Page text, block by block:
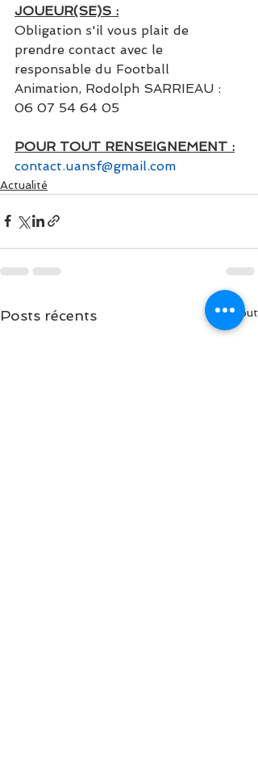
JOUEUR(SE)S :
Obligation s'il vous plait de
prendre contact avec le
responsable du Football
Animation, Rodolph SARRIEAU :
06 07 54 64 05
POUR TOUT RENSEIGNEMENT :
contact.uansf@gmail.com
Actualité
Posts récents Voir tout